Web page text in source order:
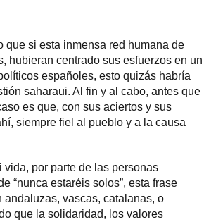
que si esta inmensa red humana de
hubieran centrado sus esfuerzos en un
españoles, esto quizás habría
saharaui. Al fin y al cabo, antes que
es que, con sus aciertos y sus
siempre fiel al pueblo y a la causa
por parte de las personas
“nunca estaréis solos”, esta frase
vascas, catalanas, o
que la solidaridad, los valores